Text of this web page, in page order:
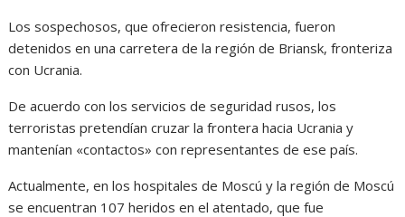
Los sospechosos, que ofrecieron resistencia, fueron
detenidos en una carretera de la región de Briansk, fronteriza
con Ucrania.
De acuerdo con los servicios de seguridad rusos, los
terroristas pretendían cruzar la frontera hacia Ucrania y
mantenían «contactos» con representantes de ese país.
Actualmente, en los hospitales de Moscú y la región de Moscú
se encuentran 107 heridos en el atentado, que fue